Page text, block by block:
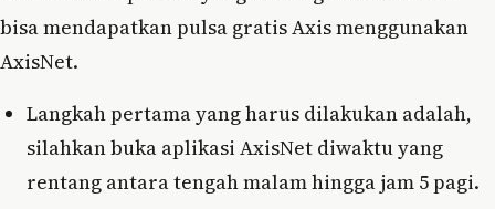
bisa mendapatkan pulsa gratis Axis menggunakan
AxisNet.
Langkah pertama yang harus dilakukan adalah,
silahkan buka aplikasi AxisNet diwaktu yang
rentang antara tengah malam hingga jam 5 pagi.